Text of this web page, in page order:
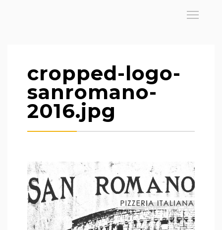
cropped-logo-
sanromano-
2016.jpg